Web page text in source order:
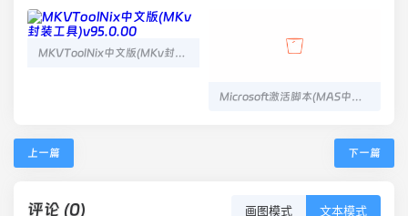
MKVToolNix中文版(MKv封装工具)v95.0.00
Microsoft激活脚本(MAS中文版) v3.7 汉化版
上一篇 下一篇
评论 (0) 画图模式 文本模式